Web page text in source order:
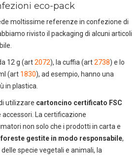
UN ALTRO SECONDO
conoscere tutti i
prodotti
i cataloghi in PDF.
SULLE IMMAGINI
eco-pack
moltissime referenze in confezione di
rivisto il packaging di alcuni articoli
12 g (art2072), la cuffia (art2738) e lo
(art 1830), ad esempio, hanno una
in plastica.
utilizzare cartoncino certificato FSC
La certificazione
non solo che i prodotti in carta e
foreste gestite in modo responsabile,
specie vegetali e animali, la